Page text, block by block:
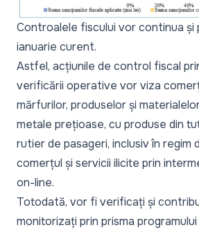
Controalele fiscului vor continua și
ianuarie curent.
Astfel, acțiunile de control fiscal
verificării operative vor viza
mărfurilor, produselor și
metale prețioase, cu produse din
rutier de pasageri, inclusiv în regim
comerțul și servicii ilicite prin
on-line.
Totodată, vor fi verificați și
monitorizați prin prisma